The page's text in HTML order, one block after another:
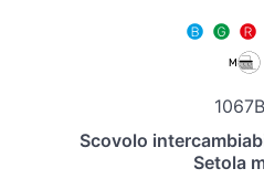
Scovolo
Setola